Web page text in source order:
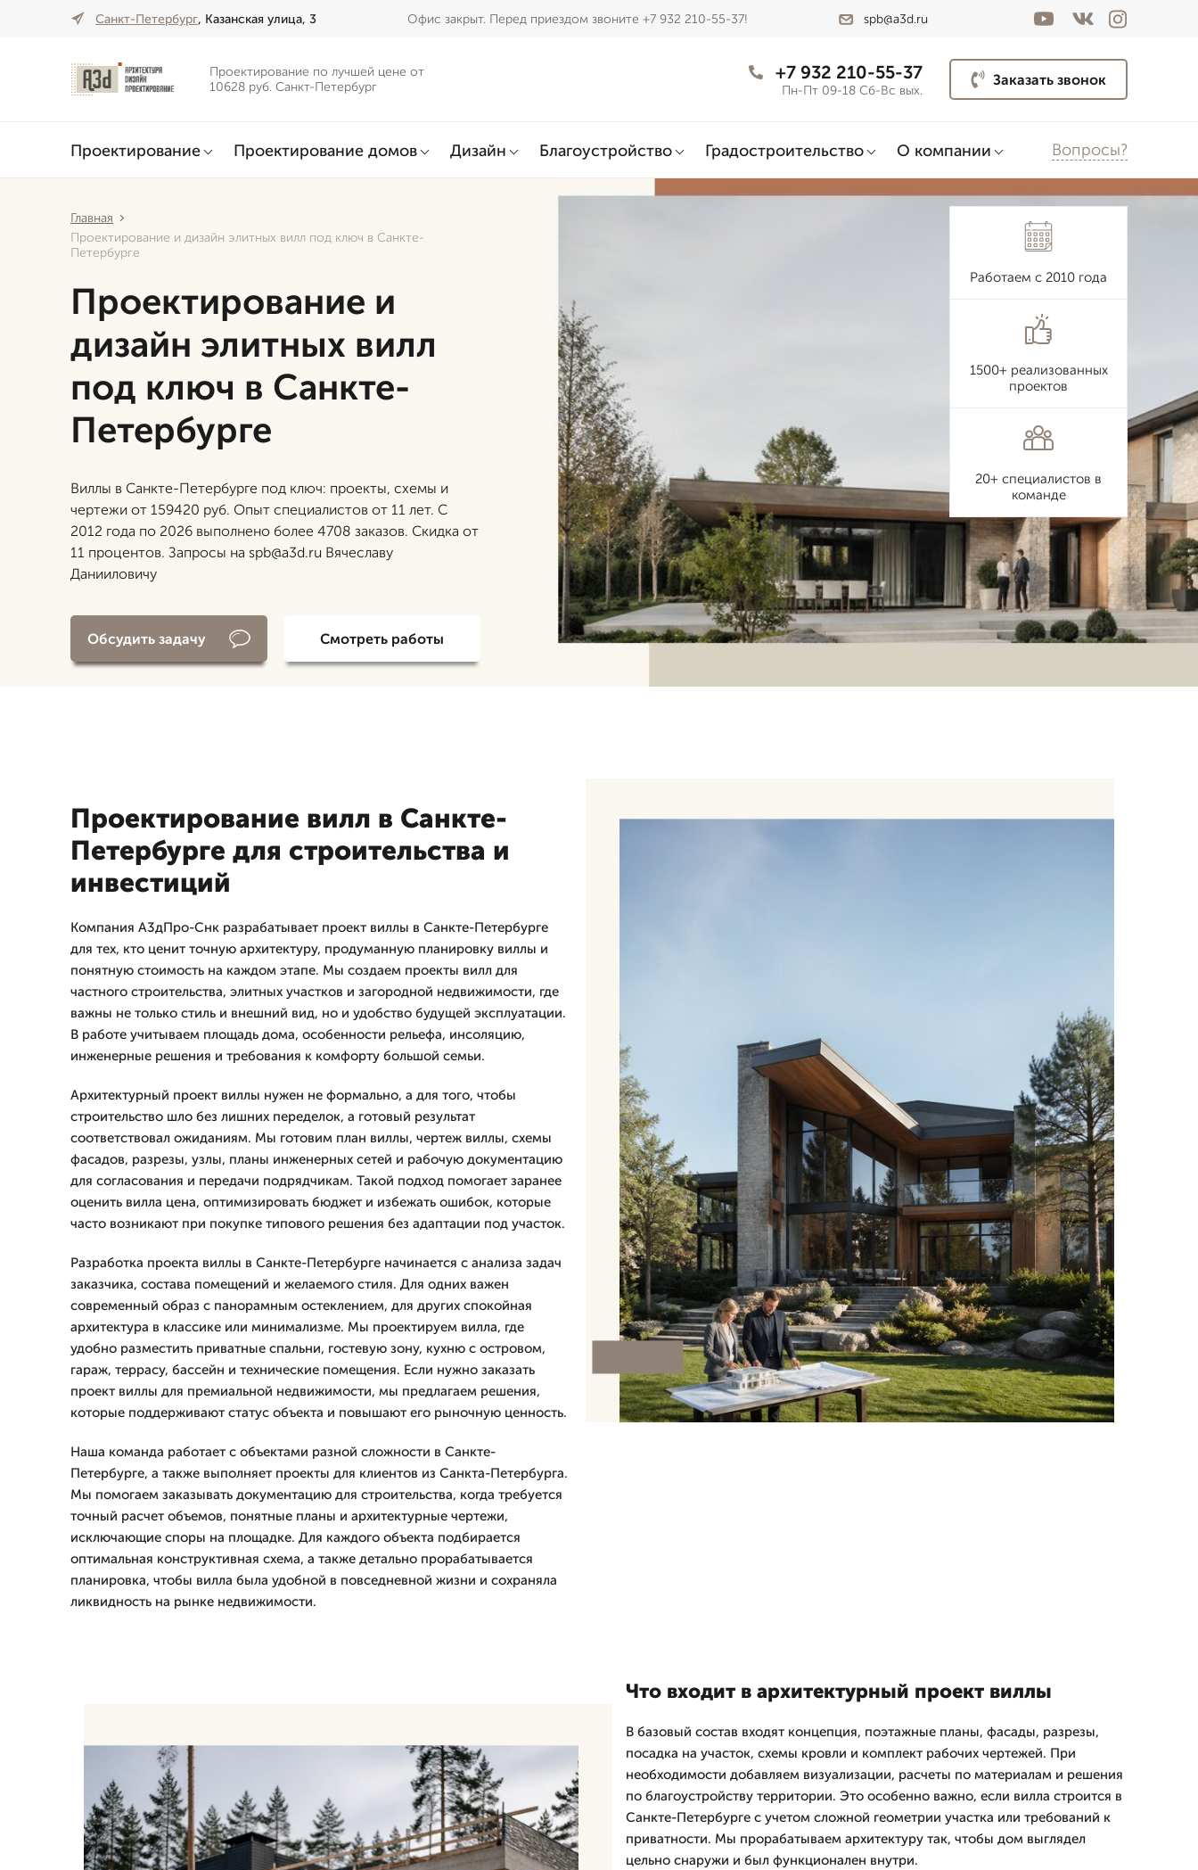
Санкт-Петербург, Казанская улица, 3 Офис закрыт. Перед приездом звоните +7 932 210-55-37! spb@a3d.ru
Проектирование по лучшей цене от
10628 руб. Санкт-Петербург
+7 932 210-55-37
Пн-Пт 09-18 Сб-Вс вых.
Заказать звонок
Проектирование Проектирование домов Дизайн Благоустройство Градостроительство О компании Вопросы?
Главная
Проектирование и дизайн элитных вилл под ключ в Санкте-
Петербурге
Проектирование и
дизайн элитных вилл
под ключ в Санкте-
Петербурге
Виллы в Санкте-Петербурге под ключ: проекты, схемы и
чертежи от 159420 руб. Опыт специалистов от 11 лет. С
2012 года по 2026 выполнено более 4708 заказов. Скидка от
11 процентов. Запросы на spb@a3d.ru Вячеславу
Данииловичу
Обсудить задачу Смотреть работы
Работаем с 2010 года
1500+ реализованных
проектов
20+ специалистов в
команде
Проектирование вилл в Санкте-
Петербурге для строительства и
инвестиций
Компания А3дПро-Снк разрабатывает проект виллы в Санкте-Петербурге
для тех, кто ценит точную архитектуру, продуманную планировку виллы и
понятную стоимость на каждом этапе. Мы создаем проекты вилл для
частного строительства, элитных участков и загородной недвижимости, где
важны не только стиль и внешний вид, но и удобство будущей эксплуатации.
В работе учитываем площадь дома, особенности рельефа, инсоляцию,
инженерные решения и требования к комфорту большой семьи.
Архитектурный проект виллы нужен не формально, а для того, чтобы
строительство шло без лишних переделок, а готовый результат
соответствовал ожиданиям. Мы готовим план виллы, чертеж виллы, схемы
фасадов, разрезы, узлы, планы инженерных сетей и рабочую документацию
для согласования и передачи подрядчикам. Такой подход помогает заранее
оценить вилла цена, оптимизировать бюджет и избежать ошибок, которые
часто возникают при покупке типового решения без адаптации под участок.
Разработка проекта виллы в Санкте-Петербурге начинается с анализа задач
заказчика, состава помещений и желаемого стиля. Для одних важен
современный образ с панорамным остеклением, для других спокойная
архитектура в классике или минимализме. Мы проектируем вилла, где
удобно разместить приватные спальни, гостевую зону, кухню с островом,
гараж, террасу, бассейн и технические помещения. Если нужно заказать
проект виллы для премиальной недвижимости, мы предлагаем решения,
которые поддерживают статус объекта и повышают его рыночную ценность.
Наша команда работает с объектами разной сложности в Санкте-
Петербурге, а также выполняет проекты для клиентов из Санкта-Петербурга.
Мы помогаем заказывать документацию для строительства, когда требуется
точный расчет объемов, понятные планы и архитектурные чертежи,
исключающие споры на площадке. Для каждого объекта подбирается
оптимальная конструктивная схема, а также детально прорабатывается
планировка, чтобы вилла была удобной в повседневной жизни и сохраняла
ликвидность на рынке недвижимости.
Что входит в архитектурный проект виллы
В базовый состав входят концепция, поэтажные планы, фасады, разрезы,
посадка на участок, схемы кровли и комплект рабочих чертежей. При
необходимости добавляем визуализации, расчеты по материалам и решения
по благоустройству территории. Это особенно важно, если вилла строится в
Санкте-Петербурге с учетом сложной геометрии участка или требований к
приватности. Мы прорабатываем архитектуру так, чтобы дом выглядел
цельно снаружи и был функционален внутри.